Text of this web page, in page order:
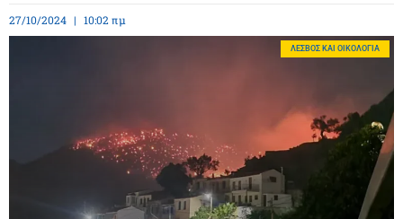
27/10/2024 10:02 πμ
ΛΈΣΒΟΣ ΚΑΙ ΟΙΚΟΛΟΓΊΑ